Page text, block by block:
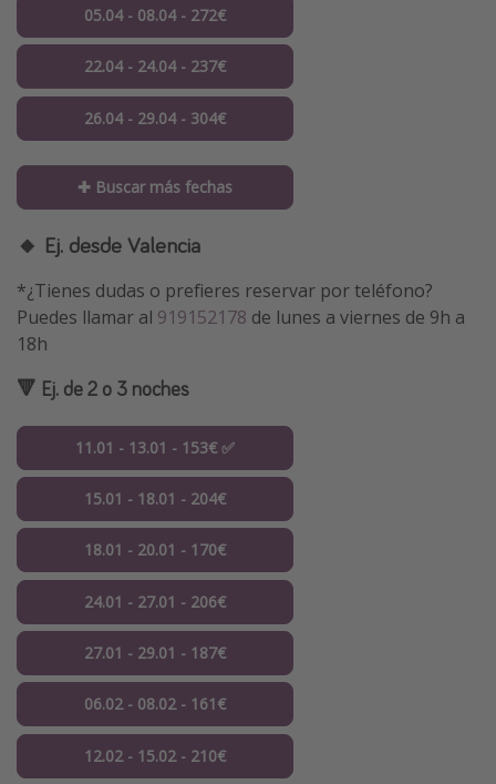
05.04 - 08.04 - 272€
22.04 - 24.04 - 237€
26.04 - 29.04 - 304€
✚ Buscar más fechas
🔸 Ej. desde Valencia
*¿Tienes dudas o prefieres reservar por teléfono?
Puedes llamar al 919152178 de lunes a viernes de 9h a
18h
🔻 Ej. de 2 o 3 noches
11.01 - 13.01 - 153€ ✅
15.01 - 18.01 - 204€
18.01 - 20.01 - 170€
24.01 - 27.01 - 206€
27.01 - 29.01 - 187€
06.02 - 08.02 - 161€
12.02 - 15.02 - 210€